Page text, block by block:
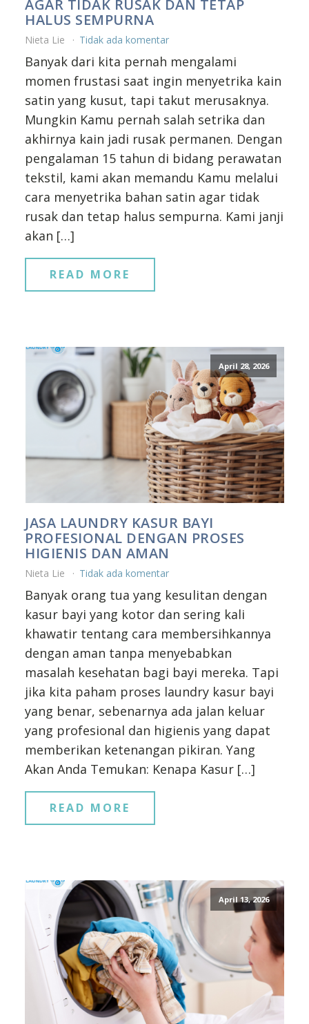
AGAR TIDAK RUSAK DAN TETAP
HALUS SEMPURNA
Nieta Lie Tidak ada komentar
Banyak dari kita pernah mengalami
momen frustasi saat ingin menyetrika kain
satin yang kusut, tapi takut merusaknya.
Mungkin Kamu pernah salah setrika dan
akhirnya kain jadi rusak permanen. Dengan
pengalaman 15 tahun di bidang perawatan
tekstil, kami akan memandu Kamu melalui
cara menyetrika bahan satin agar tidak
rusak dan tetap halus sempurna. Kami janji
akan […]
READ MORE
April 28, 2026
JASA LAUNDRY KASUR BAYI
PROFESIONAL DENGAN PROSES
HIGIENIS DAN AMAN
Nieta Lie Tidak ada komentar
Banyak orang tua yang kesulitan dengan
kasur bayi yang kotor dan sering kali
khawatir tentang cara membersihkannya
dengan aman tanpa menyebabkan
masalah kesehatan bagi bayi mereka. Tapi
jika kita paham proses laundry kasur bayi
yang benar, sebenarnya ada jalan keluar
yang profesional dan higienis yang dapat
memberikan ketenangan pikiran. Yang
Akan Anda Temukan: Kenapa Kasur […]
READ MORE
April 13, 2026